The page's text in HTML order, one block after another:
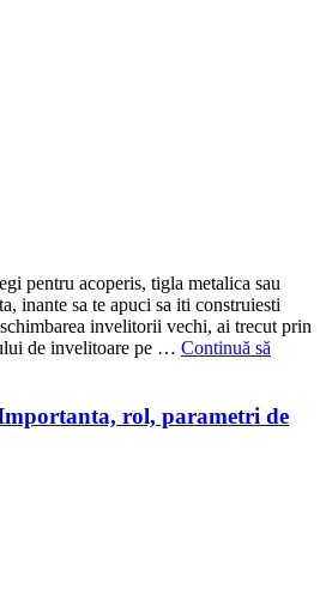
pentru acoperis, tigla metalica sau
inante sa te apuci sa iti construiesti
invelitorii vechi, ai trecut prin
de invelitoare pe … Continuă să
rol, parametri de